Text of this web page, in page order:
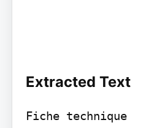
Extracted Text
Fiche technique